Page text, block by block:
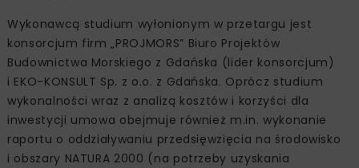
Wykonawcą studium wyłonionym w przetargu jest
konsorcjum firm „PROJMORS” Biuro Projektów
Budownictwa Morskiego z Gdańska (lider konsorcjum)
i EKO-KONSULT Sp. z o.o. z Gdańska. Oprócz studium
wykonalności wraz z analizą kosztów i korzyści dla
inwestycji umowa obejmuje również m.in. wykonanie
raportu o oddziaływaniu przedsięwzięcia na środowisko
i obszary NATURA 2000 (na potrzeby uzyskania